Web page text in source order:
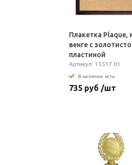
Плакетка Plaque,
венге с
пластиной
Артикул: 15517.01
В наличии: есть
735 руб /шт